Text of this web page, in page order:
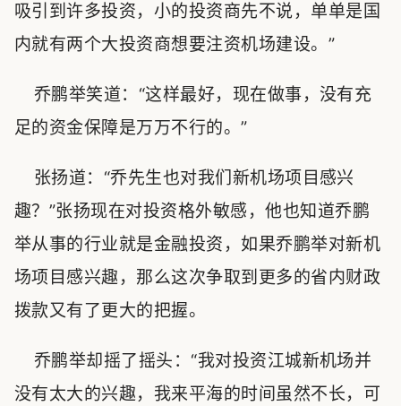
吸引到许多投资，小的投资商先不说，单单是国
内就有两个大投资商想要注资机场建设。”
乔鹏举笑道：“这样最好，现在做事，没有充
足的资金保障是万万不行的。”
张扬道：“乔先生也对我们新机场项目感兴
趣？”张扬现在对投资格外敏感，他也知道乔鹏
举从事的行业就是金融投资，如果乔鹏举对新机
场项目感兴趣，那么这次争取到更多的省内财政
拨款又有了更大的把握。
乔鹏举却摇了摇头：“我对投资江城新机场并
没有太大的兴趣，我来平海的时间虽然不长，可